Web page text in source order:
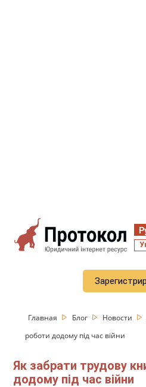
Главная Блог Новости
роботи додому під час війни
Як забрати трудову
додому під час війни